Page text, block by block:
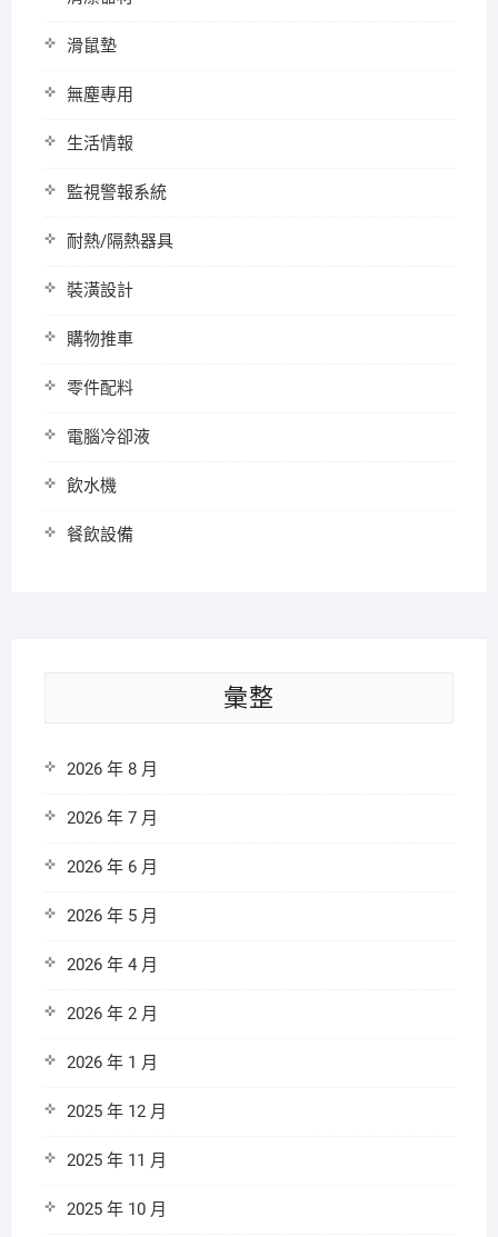
滑鼠墊
無塵專用
生活情報
監視警報系統
耐熱/隔熱器具
裝潢設計
購物推車
零件配料
電腦冷卻液
飲水機
餐飲設備
彙整
2026 年 8 月
2026 年 7 月
2026 年 6 月
2026 年 5 月
2026 年 4 月
2026 年 2 月
2026 年 1 月
2025 年 12 月
2025 年 11 月
2025 年 10 月